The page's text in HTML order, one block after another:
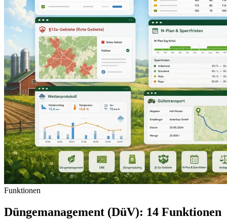
Funktionen
Düngemanagement (DüV): 14 Funktionen